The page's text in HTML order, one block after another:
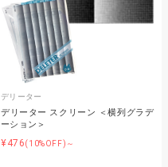
デリーター
デリーター スクリーン ＜横列グラデ
ーション＞
¥476(10%OFF)～